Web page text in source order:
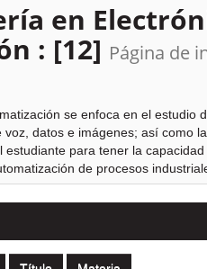
en
: [12] Página de
se enfoca en el
datos e imágenes; así como
para tener la
de procesos